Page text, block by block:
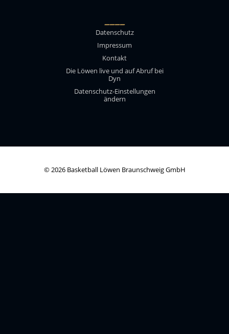
____
Datenschutz
Impressum
Kontakt
Die Löwen live und auf Abruf bei
Dyn
Datenschutz-Einstellungen
ändern
© 2026 Basketball Löwen Braunschweig GmbH